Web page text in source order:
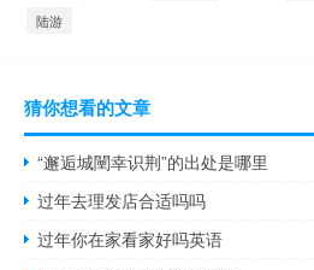
陆游
猜你想看的文章
“邂逅城闉幸识荆”的出处是哪里
过年去理发店合适吗吗
过年你在家看家好吗英语